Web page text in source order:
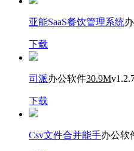
亚能SaaS餐饮管理系统
下载
司派办公软件30.9M
下载
Csv文件合并能手办公软